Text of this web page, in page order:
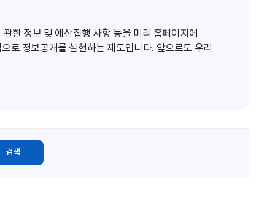
한 정보 및 예산집행 사항 등을 미리 홈페이지에
로 정보공개를 실현하는 제도입니다. 앞으로도 우리
검색